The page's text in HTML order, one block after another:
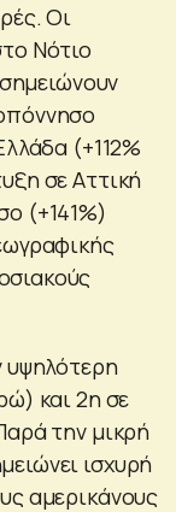
Οι
Νότιο
(+112%
σε Αττική
(+141%)
υψηλότερη
και 2η σε
την μικρή
ισχυρή
αμερικάνους